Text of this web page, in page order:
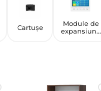
Cartușe
Module de
expansiune